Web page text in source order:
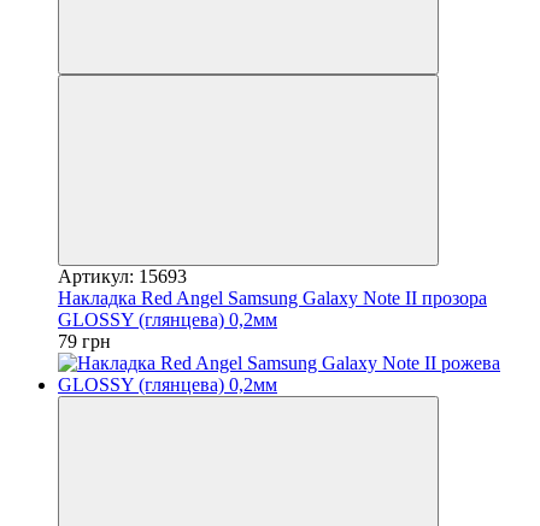
Артикул: 15693
Накладка Red Angel Samsung Galaxy Note II прозора
GLOSSY (глянцева) 0,2мм
79 грн